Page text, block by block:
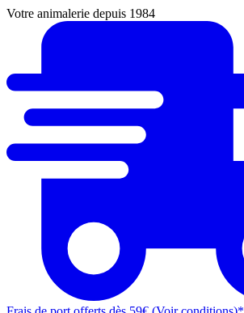
Votre animalerie depuis 1984